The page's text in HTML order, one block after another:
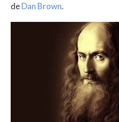
deDan Brown.